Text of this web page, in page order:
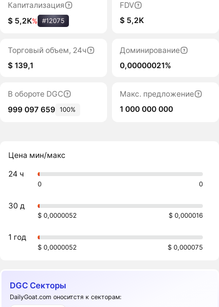
Капитализация
$ 5,2K% #12075
FDV
$ 5,2K
Торговый объем, 24ч
$ 139,1
Доминирование
0,00000021%
В обороте DGC
999 097 659 100%
Макс. предложение
1 000 000 000
Цена мин/макс
24 ч
0 0
30 д
$ 0,0000052 $ 0,000016
1 год
$ 0,0000052 $ 0,000075
DGC Секторы
DailyGoat.com оноситстя к секторам: